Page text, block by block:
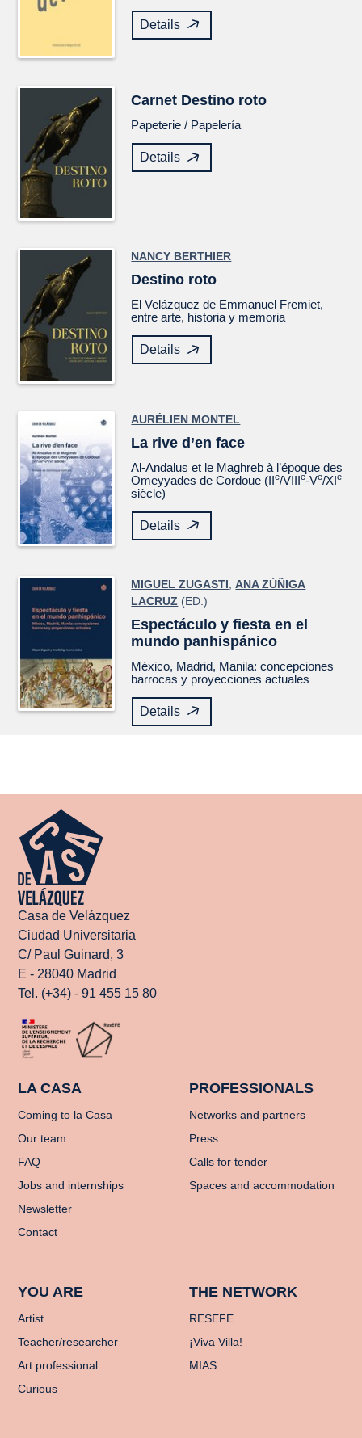
Details
Carnet Destino roto
Papeterie / Papelería
Details
NANCY BERTHIER
Destino roto
ElVelázquez de Emmanuel Fremiet,
entre arte, historia y memoria
Details
AURÉLIEN MONTEL
La rive d’en face
Al-Andalus et le Maghreb à l’époque des
Omeyyades de Cordoue (IIe/VIIIe-Ve/XIe
siècle)
Details
MIGUEL ZUGASTI ,ANA ZÚÑIGA
LACRUZ (ED.)
Espectáculo y fiesta en el
mundo panhispánico
México, Madrid, Manila: concepciones
barrocas y proyecciones actuales
Details
Casa de Velázquez
Ciudad Universitaria
C/ Paul Guinard, 3
E - 28040 Madrid
Tel. (+34) - 91 455 15 80
LA CASA
Coming to la Casa
Our team
FAQ
Jobs and internships
Newsletter
Contact
PROFESSIONALS
Networks and partners
Press
Calls for tender
Spaces and accommodation
YOU ARE
Artist
Teacher/researcher
Art professional
Curious
THE NETWORK
RESEFE
¡Viva Villa!
MIAS